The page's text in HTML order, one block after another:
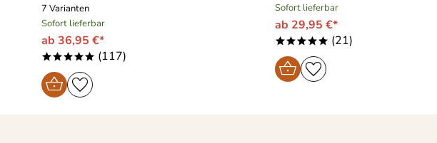
7 Varianten
Sofort lieferbar
ab 36,95 €*
***** (117)
Sofort lieferbar
ab 29,95 €*
***** (21)